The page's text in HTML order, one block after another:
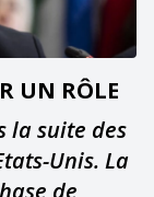
UN RÔLE
la suite des
Unis. La
de